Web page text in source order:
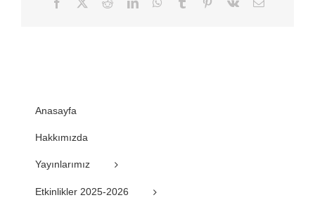
Facebook
TwitterRedditLinkedInWhatsApp
Tumblr Pinterest
Vk
E-
Anasayfa
Hakkımızda
Yayınlarımız
Etkinlikler 2025-2026